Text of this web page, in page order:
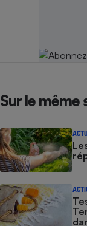
Sur le même